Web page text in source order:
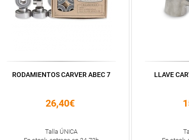
RODAMIENTOS CARVER ABEC 7
26,40€
Talla ÚNICA
LLAVE